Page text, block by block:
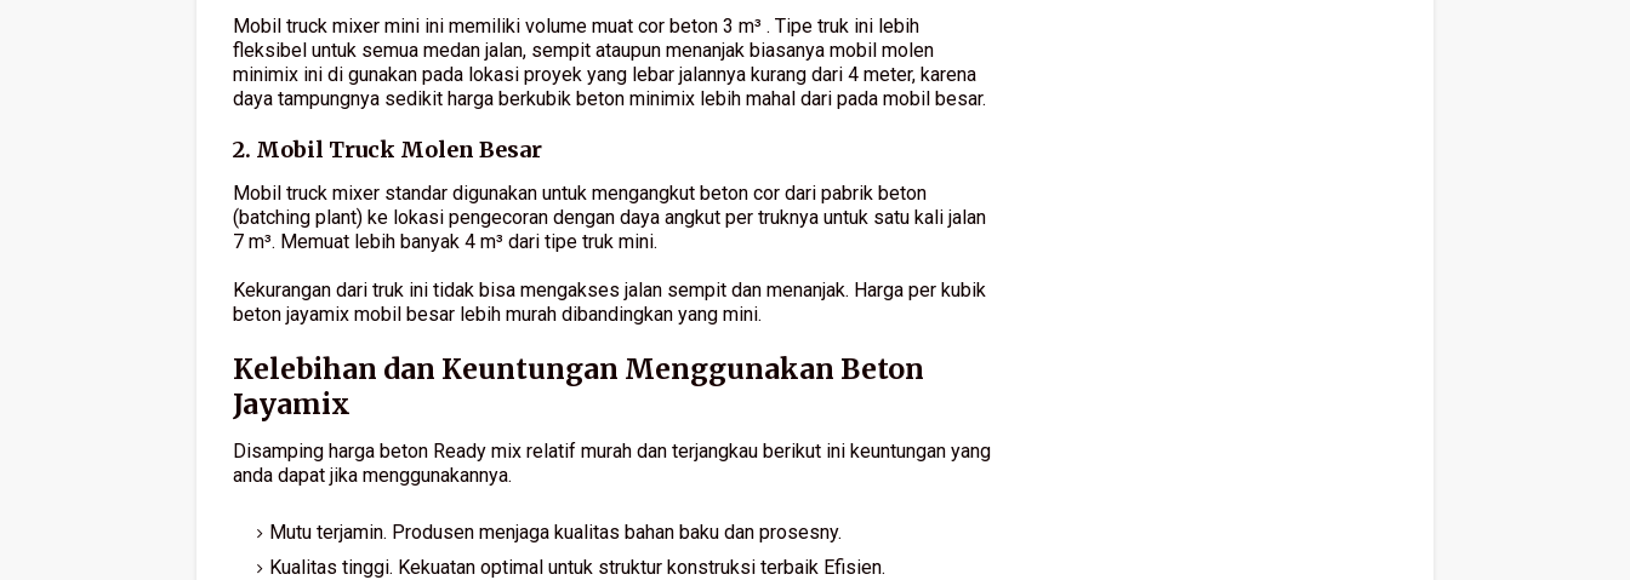
Mobil truck mixer mini ini memiliki volume muat cor beton 3 m³ . Tipe truk ini lebih
fleksibel untuk semua medan jalan, sempit ataupun menanjak biasanya mobil molen
minimix ini di gunakan pada lokasi proyek yang lebar jalannya kurang dari 4 meter, karena
daya tampungnya sedikit harga berkubik beton minimix lebih mahal dari pada mobil besar.
2. Mobil Truck Molen Besar
Mobil truck mixer standar digunakan untuk mengangkut beton cor dari pabrik beton
(batching plant) ke lokasi pengecoran dengan daya angkut per truknya untuk satu kali jalan
7 m³. Memuat lebih banyak 4 m³ dari tipe truk mini.
Kekurangan dari truk ini tidak bisa mengakses jalan sempit dan menanjak. Harga per kubik
beton jayamix mobil besar lebih murah dibandingkan yang mini.
Kelebihan dan Keuntungan Menggunakan Beton
Jayamix
Disamping harga beton Ready mix relatif murah dan terjangkau berikut ini keuntungan yang
anda dapat jika menggunakannya.
Mutu terjamin. Produsen menjaga kualitas bahan baku dan prosesny.
Kualitas tinggi. Kekuatan optimal untuk struktur konstruksi terbaik Efisien.